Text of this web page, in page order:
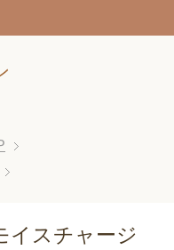
イスチャージ